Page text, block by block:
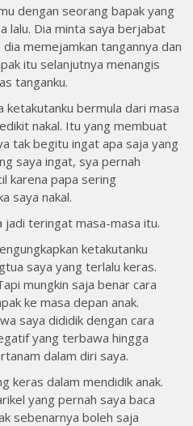
dengan seorang bapak yang
lalu. Dia minta saya berjabat
memejamkan tangannya dan
itu selanjutnya menangis
tanganku.
bermula dari masa
nakal. Itu yang membuat
tak begitu ingat apa saja yang
saya ingat, sya pernah
karena papa sering
saya nakal.
jadi teringat masa-masa itu.
ketakutanku
saya yang terlalu keras.
mungkin saja benar cara
ke masa depan anak.
saya dididik dengan cara
yang terbawa hingga
dalam diri saya.
keras dalam mendidik anak.
yang pernah saya baca
sebenarnya boleh saja